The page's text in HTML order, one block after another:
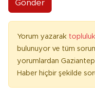
Gönder
Yorum yazarak topluluk
bulunuyor ve tüm
yorumlardan
Haber hiçbir şekilde